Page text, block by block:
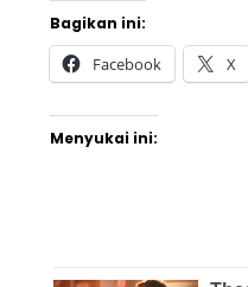
Bagikan ini:
Facebook X
Menyukai ini: